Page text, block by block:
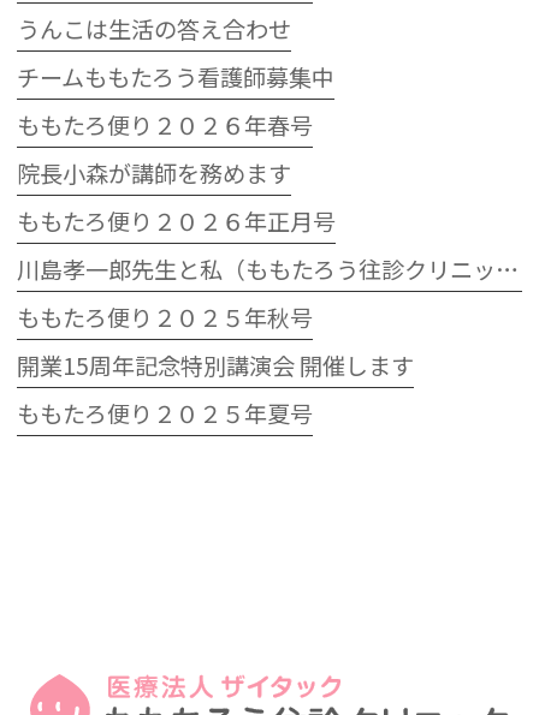
うんこは生活の答え合わせ
チームももたろう看護師募集中
ももたろ便り２０２６年春号
院長小森が講師を務めます
ももたろ便り２０２６年正月号
川島孝一郎先生と私（ももたろう往診クリニック開院15周年記念特別講演会）
ももたろ便り２０２５年秋号
開業15周年記念特別講演会 開催します
ももたろ便り２０２５年夏号